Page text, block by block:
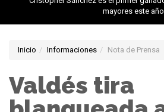
mayores este año
Inicio Informaciones Nota de Prensa
Valdés tira